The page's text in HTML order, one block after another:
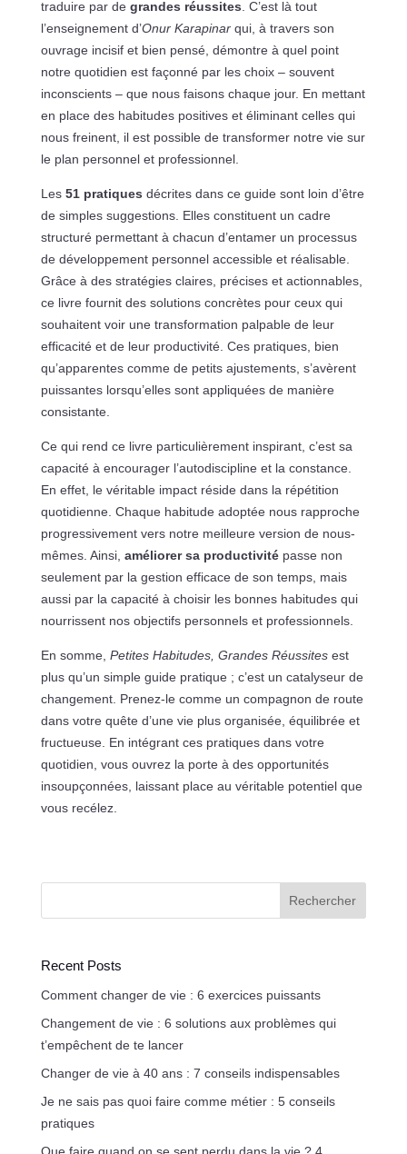
traduire par de grandes réussites . C’est là tout
l’enseignement d’Onur Karapinarqui, à travers son
ouvrage incisif et bien pensé, démontre à quel point
notre quotidien est façonné par les choix – souvent
inconscients – que nous faisons chaque jour. En mettant
en place des habitudes positives et éliminant celles qui
nous freinent, il est possible de transformer notre vie sur
le plan personnel et professionnel.
Les 51 pratiques décrites dans ce guide sont loin d’être
de simples suggestions. Elles constituent un cadre
structuré permettant à chacun d’entamer un processus
de développement personnel accessible et réalisable.
Grâce à des stratégies claires, précises et actionnables,
ce livre fournit des solutions concrètes pour ceux qui
souhaitent voir une transformation palpable de leur
efficacité et de leur productivité. Ces pratiques, bien
qu’apparentes comme de petits ajustements, s’avèrent
puissantes lorsqu’elles sont appliquées de manière
consistante.
Ce qui rend ce livre particulièrement inspirant, c’est sa
capacité à encourager l’autodiscipline et la constance.
En effet, le véritable impact réside dans la répétition
quotidienne. Chaque habitude adoptée nous rapproche
progressivement vers notre meilleure version de nous-
mêmes. Ainsi, améliorer sa productivitépasse non
seulement par la gestion efficace de son temps, mais
aussi par la capacité à choisir les bonnes habitudes qui
nourrissent nos objectifs personnels et professionnels.
En somme, Petites Habitudes, Grandes Réussitesest
plus qu’un simple guide pratique ; c’est un catalyseur de
changement. Prenez-le comme un compagnon de route
dans votre quête d’une vie plus organisée, équilibrée et
fructueuse. En intégrant ces pratiques dans votre
quotidien, vous ouvrez la porte à des opportunités
insoupçonnées, laissant place au véritable potentiel que
vous recélez.
Rechercher
Recent Posts
Comment changer de vie : 6 exercices puissants
Changement de vie : 6 solutions aux problèmes qui
t’empêchent de te lancer
Changer de vie à 40 ans : 7 conseils indispensables
Je ne sais pas quoi faire comme métier : 5 conseils
pratiques